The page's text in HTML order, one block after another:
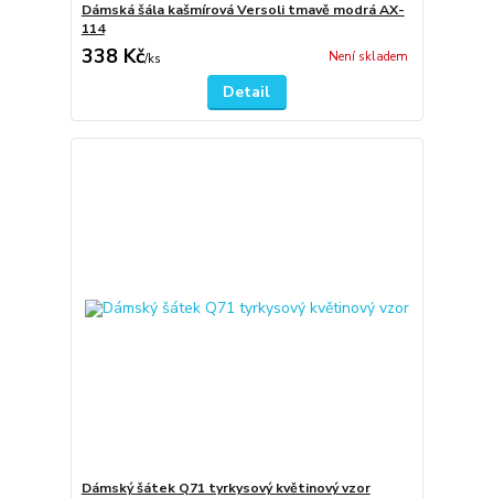
Dámská šála kašmírová Versoli tmavě modrá AX-
114
338 Kč/ks Není skladem
Detail
Dámský šátek Q71 tyrkysový květinový vzor